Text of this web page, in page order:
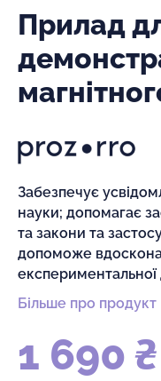
Прилад
Забезпечує
науки; допомагає
та закони та
допоможе
експериментальної
Більше про продукт
1 690 ₴